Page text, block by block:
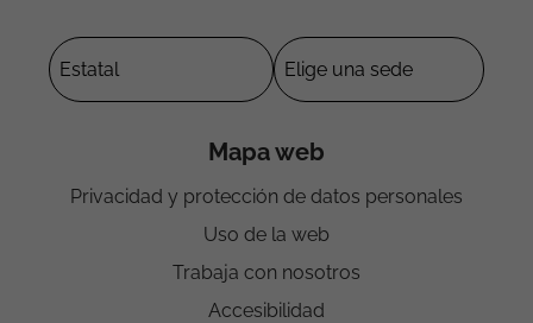
Mapa web
Privacidad y protección de datos personales
Uso de la web
Trabaja con nosotros
Accesibilidad